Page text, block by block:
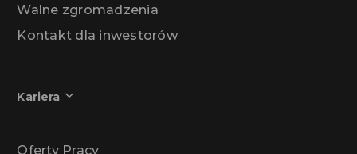
Walne zgromadzenia
Kontakt dla inwestorów
Kariera
Oferty Pracy